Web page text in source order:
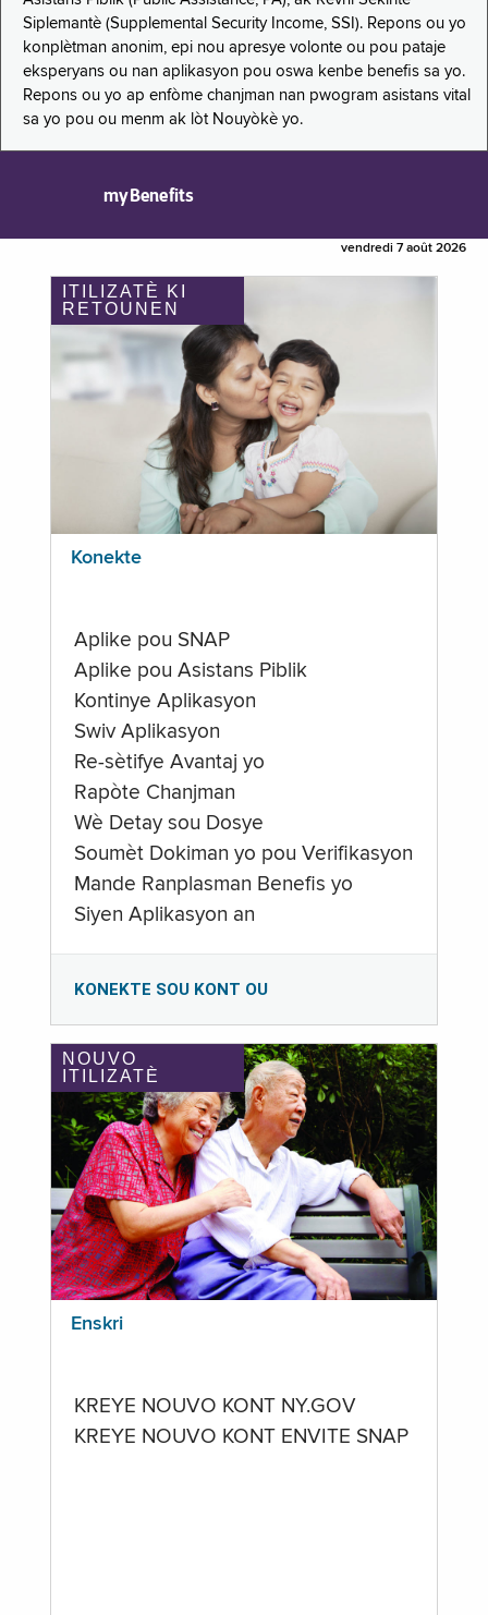
Siplemantè (Supplemental Security Income, SSI). Repons ou yo
konplètman anonim, epi nou apresye volonte ou pou pataje
eksperyans ou nan aplikasyon pou oswa kenbe benefis sa yo.
Repons ou yo ap enfòme chanjman nan pwogram asistans vital
sa yo pou ou menm ak lòt Nouyòkè yo.
myBenefits
vendredi 7 août 2026
ITILIZATÈ KI
RETOUNEN
Konekte
Aplike pou SNAP
Aplike pou Asistans Piblik
Kontinye Aplikasyon
Swiv Aplikasyon
Re-sètifye Avantaj yo
Rapòte Chanjman
Wè Detay sou Dosye
Soumèt Dokiman yo pou Verifikasyon
Mande Ranplasman Benefis yo
Siyen Aplikasyon an
KONEKTE SOU KONT OU
NOUVO
ITILIZATÈ
Enskri
KREYE NOUVO KONT NY.GOV
KREYE NOUVO KONT ENVITE SNAP